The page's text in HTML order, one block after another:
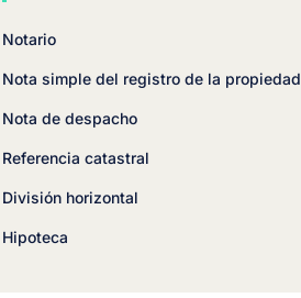
Notario
Nota simple del registro de la propiedad
Nota de despacho
Referencia catastral
División horizontal
Hipoteca